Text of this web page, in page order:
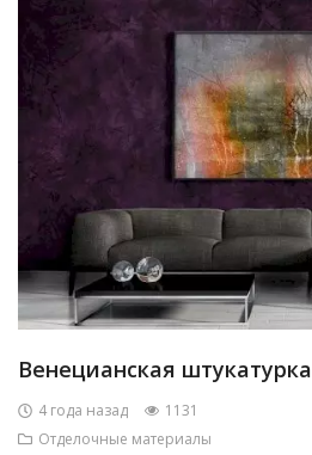
Венецианская штукатурка
4 года назад
1131
Отделочные материалы